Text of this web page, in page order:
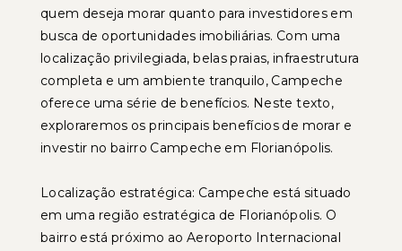
quem deseja morar quanto para investidores em
busca de oportunidades imobiliárias. Com uma
localização privilegiada, belas praias, infraestrutura
completa e um ambiente tranquilo, Campeche
oferece uma série de benefícios. Neste texto,
exploraremos os principais benefícios de morar e
investir no bairro Campeche em Florianópolis.
Localização estratégica: Campeche está situado
em uma região estratégica de Florianópolis. O
bairro está próximo ao Aeroporto Internacional